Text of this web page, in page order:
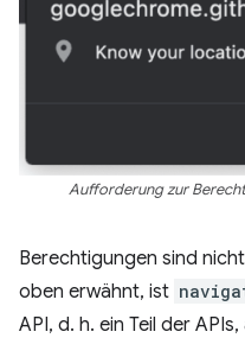
Aufforderung zur
Berechtigungen sind
oben erwähnt, ist
API, d. h. ein Teil der